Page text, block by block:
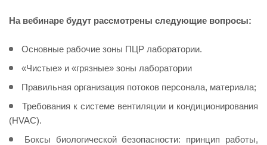
На вебинаре будут рассмотрены следующие вопросы:
Основные рабочие зоны ПЦР лаборатории.
«Чистые» и «грязные» зоны лаборатории
Правильная организация потоков персонала, материала;
Требования к системе вентиляции и кондиционирования
(HVAC).
Боксы биологической безопасности: принцип работы,